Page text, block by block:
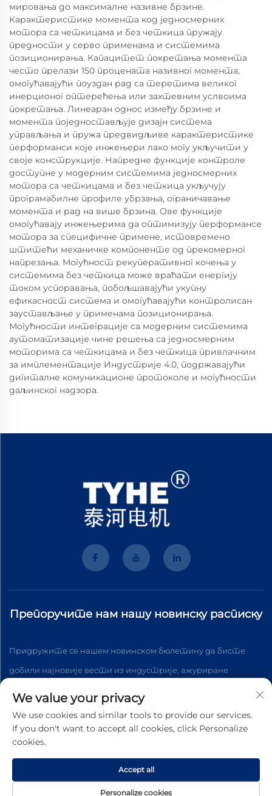
мировања до максималне називне брзине.
Карактеристике момента код једносмерних
мотора са четкицама и без четкица пружају
предности у серво применама и системима
позиционирања. Капацитет покретања момента
често прелази 150 процената називног момента,
омогућавајући поуздан рад са теретима великог
инерционог оптерећења или захтевним услвоима
покретања. Линеаран однос између брзине и
момента поједностављује дизајн система
управљања и пружа предвидљиве карактеристике
перформанси које инжењери лако могу укључити у
своје конструкције. Напредне функције контроле
доступне у модерним системима једносмерних
мотора са четкицама и без четкица укључују
програмабилне профиле убрзања, ограничавање
момента и рад на више брзина. Ове функције
омогућавају инжењерима да оптимизују перформансе
мотора за специфичне примене, истовремено
штитећи механичке компоненте од прекомерног
напрезања. Могућност рекуперативног кочења у
системима без четкица може враћати енергију
током успоравања, побољшавајући укупну
ефикасност система и омогућавајући контролисан
заустављање у применама позиционирања.
Могућности интеграције са модерним системима
аутоматизације чине решења са једносмерним
моторима са четкицама и без четкица привлачним
за имплементације Индустрије 4.0, подржавајући
дигиталне комуникационе протоколе и могућности
даљинског надзора.
Препоручите нам нашу новинску расписку
Придружите се нашем новинском бюлетину да бисте
добили најновије вести из индустрије, ажуриране
Подпишите се
Autorska prava © 2025 Wenzhou Tyhe Motor Co.,ltd. Sva prava
We value your privacy
We use cookies and similar tools to provide our services.
If you don't want to accept all cookies, click Personalize
cookies.
Personalize cookies
Accept all